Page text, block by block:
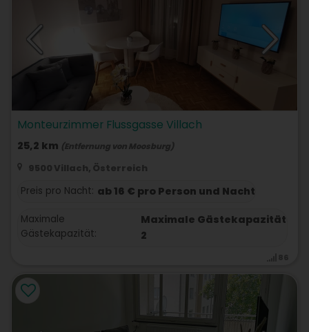
Monteurzimmer Flussgasse Villach
25,2 km (Entfernung von Moosburg)
9500 Villach, Österreich
Preis pro Nacht: ab 16 € pro Person und Nacht
Maximale
Gästekapazität:
Maximale Gästekapazität
2